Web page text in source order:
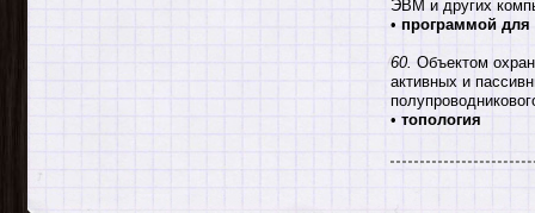
ЭВМ и других
• программой
60. Объектом
активных и
• топология